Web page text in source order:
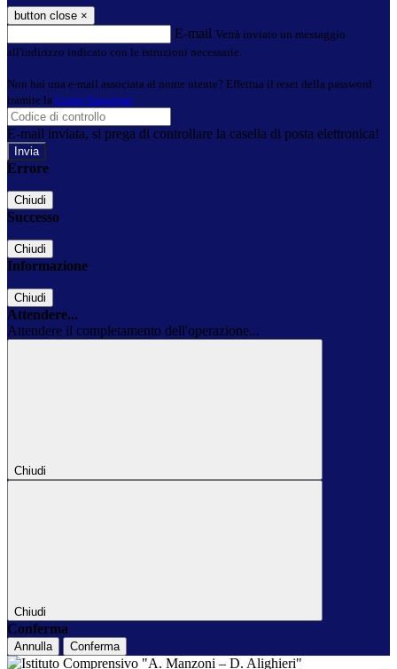
button close ×
E-mail Verrà inviato un messaggio
all'indirizzo indicato con le istruzioni necessarie.
Non hai una e-mail associata al nome utente? Effettua il reset della password
tramite la Login Spaggiari
E-mail inviata, si prega di controllare la casella di posta elettronica!
Errore
Chiudi
Successo
Chiudi
Informazione
Chiudi
Attendere...
Attendere il completamento dell'operazione...
Chiudi
Chiudi
Conferma
Annulla Conferma